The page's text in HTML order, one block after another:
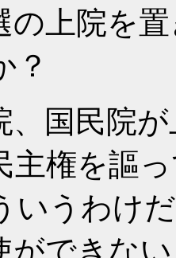
の上院を
？
、国民院
主権を謳
いうわけ
ができな